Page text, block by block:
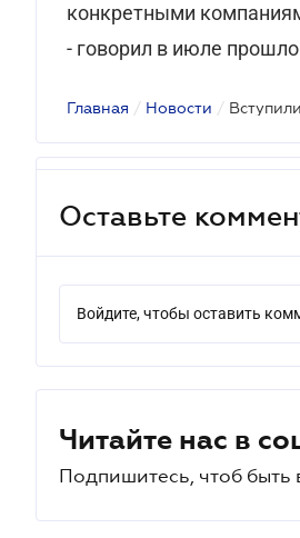
конкретными
- говорил в июле
Главная / Новости /
Оставьте
Войдите, чтобы оставить
Читайте нас в
Подпишитесь, чтоб быть